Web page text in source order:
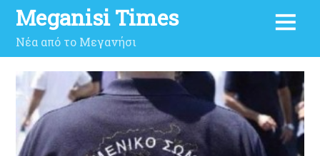
Meganisi Times
Νέα από το Μεγανήσι